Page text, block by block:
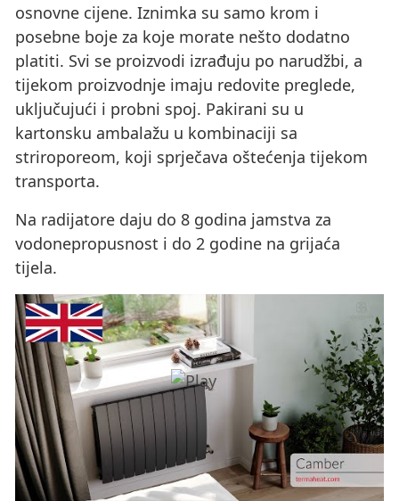
osnovne cijene. Iznimka su samo krom i
posebne boje za koje morate nešto dodatno
platiti. Svi se proizvodi izrađuju po narudžbi, a
tijekom proizvodnje imaju redovite preglede,
uključujući i probni spoj. Pakirani su u
kartonsku ambalažu u kombinaciji sa
striroporeom, koji sprječava oštećenja tijekom
transporta.
Na radijatore daju do 8 godina jamstva za
vodonepropusnost i do 2 godine na grijaća
tijela.